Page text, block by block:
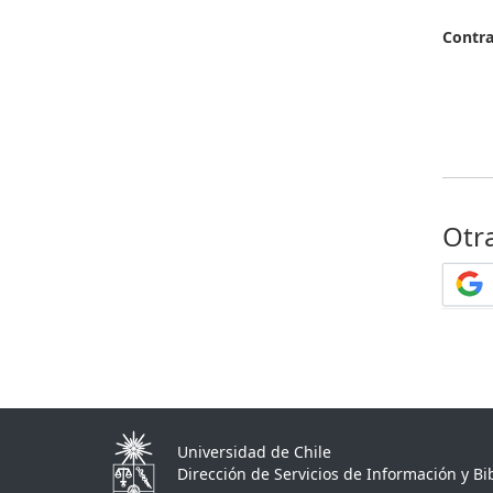
Universidad de Chile
Dirección de Servicios de Información y